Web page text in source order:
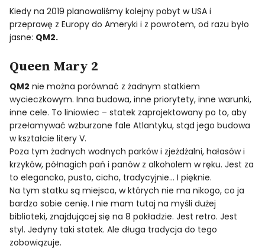
Kiedy na 2019 planowaliśmy kolejny pobyt w USA i
przeprawę z Europy do Ameryki i z powrotem, od razu było
jasne: QM2.
Queen Mary 2
QM2 nie można porównać z żadnym statkiem
wycieczkowym. Inna budowa, inne priorytety, inne warunki,
inne cele. To liniowiec – statek zaprojektowany po to, aby
przełamywać wzburzone fale Atlantyku, stąd jego budowa
w kształcie litery V.
Poza tym żadnych wodnych parków i zjeżdżalni, hałasów i
krzyków, półnagich pań i panów z alkoholem w ręku. Jest za
to elegancko, pusto, cicho, tradycyjnie… I pięknie.
Na tym statku są miejsca, w których nie ma nikogo, co ja
bardzo sobie cenię. I nie mam tutaj na myśli dużej
biblioteki, znajdującej się na 8 pokładzie. Jest retro. Jest
styl. Jedyny taki statek. Ale długa tradycja do tego
zobowiązuje.